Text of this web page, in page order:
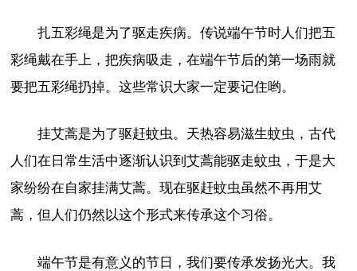
扎五彩绳是为了驱走疾病。传说端午节时人们把五
彩绳戴在手上，把疾病吸走，在端午节后的第一场雨就
要把五彩绳扔掉。这些常识大家一定要记住哟。
挂艾蒿是为了驱赶蚊虫。天热容易滋生蚊虫，古代
人们在日常生活中逐渐认识到艾蒿能驱走蚊虫，于是大
家纷纷在自家挂满艾蒿。现在驱赶蚊虫虽然不再用艾
蒿，但人们仍然以这个形式来传承这个习俗。
端午节是有意义的节日，我们要传承发扬光大。我